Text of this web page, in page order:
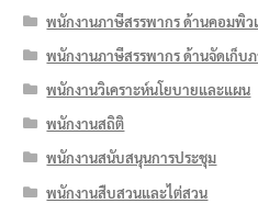
พนักงานภาษีสรรพากร ด้านคอมพิว
พนักงานภาษีสรรพากร ด้านจัดเก็บ
พนักงานวิเคราะห์นโยบายและแผน
พนักงานสถิติ
พนักงานสนับสนุนการประชุม
พนักงานสืบสวนและไต่สวน